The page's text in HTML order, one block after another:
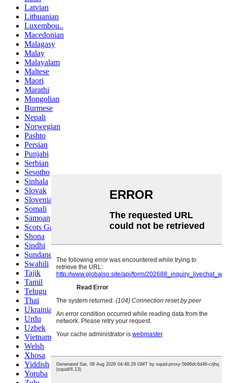
Latvian
Lithuanian
Luxembou..
Macedonian
Malagasy
Malay
Malayalam
Maltese
Maori
Marathi
Mongolian
Burmese
Nepali
Norwegian
Pashto
Persian
Punjabi
Serbian
Sesotho
Sinhala
Slovak
Slovenian
Somali
Samoan
Scots Gaelic
Shona
Sindhi
Sundanese
Swahili
Tajik
Tamil
Telugu
Thai
Ukrainian
Urdu
Uzbek
Vietnamese
Welsh
Xhosa
Yiddish
Yoruba